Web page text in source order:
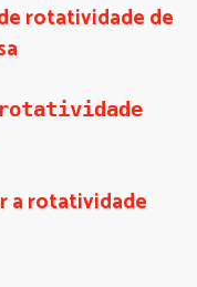
rotatividade de
rotatividade
a rotatividade